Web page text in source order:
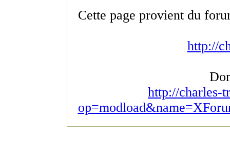
Cette page provient du
http://
http://charles-